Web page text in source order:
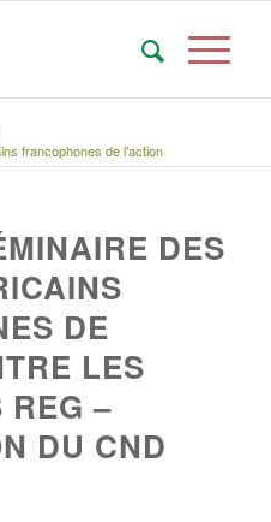
francophones de l’action
DES
DE
LES
REG –
DU CND